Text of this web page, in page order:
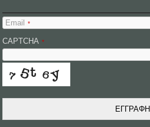
Email *
CAPTCHA *
ΕΓΓΡΑΦΗ